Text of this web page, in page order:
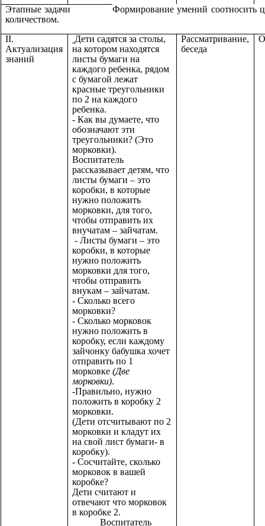
Этапные задачи Формирование умений соотносить
количеством.
II.
Актуализация
знаний
Дети садятся за столы,
на котором находятся
листы бумаги на
каждого ребенка, рядом
с бумагой лежат
красные треугольники
по 2 на каждого
ребенка.
- Как вы думаете, что
обозначают эти
треугольники? (Это
морковки).
Воспитатель
рассказывает детям, что
листы бумаги – это
коробки, в которые
нужно положить
морковки, для того,
чтобы отправить их
внучатам – зайчатам.
- Листы бумаги – это
коробки, в которые
нужно положить
морковки для того,
чтобы отправить
внукам – зайчатам.
- Сколько всего
морковки?
- Сколько морковок
нужно положить в
коробку, если каждому
зайчонку бабушка хочет
отправить по 1
морковке (Две
морковки).
-Правильно, нужно
положить в коробку 2
морковки.
(Дети отсчитывают по 2
морковки и кладут их
на свой лист бумаги- в
коробку).
- Сосчитайте, сколько
морковок в вашей
коробке?
Дети считают и
отвечают что морковок
в коробке 2.
Воспитатель
Рассматривание,
беседа